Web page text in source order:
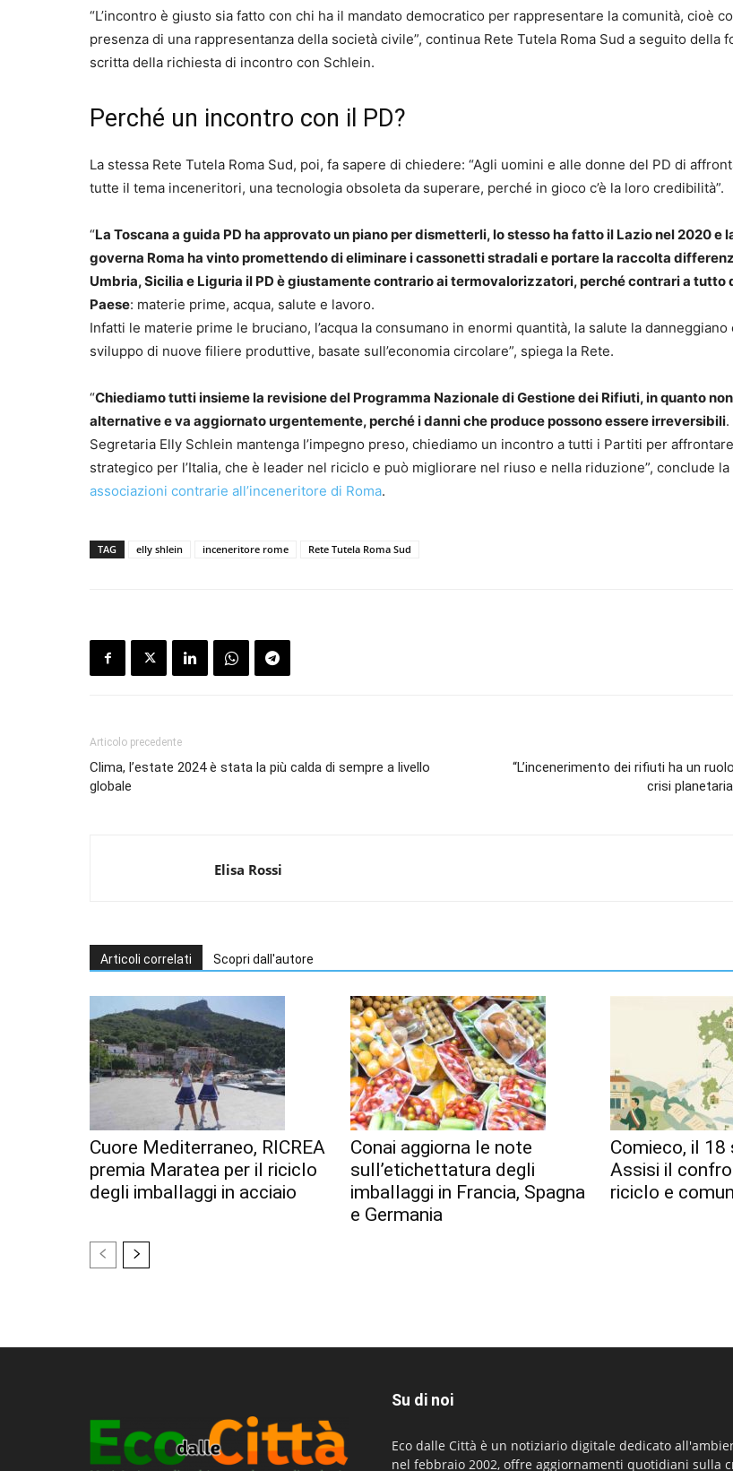
“L’incontro è giusto sia fatto con chi ha il mandato democratico per rappresentare la comunità, cioè
presenza di una rappresentanza della società civile”, continua Rete Tutela Roma Sud a seguito della
scritta della richiesta di incontro con Schlein.
Perché un incontro con il PD?
La stessa Rete Tutela Roma Sud, poi, fa sapere di chiedere: “Agli uomini e alle donne del PD di
tutte il tema inceneritori, una tecnologia obsoleta da superare, perché in gioco c’è la loro credibilità”.
“La Toscana a guida PD ha approvato un piano per dismetterli, lo stesso ha fatto il Lazio nel 2020 e
governa Roma ha vinto promettendo di eliminare i cassonetti stradali e portare la raccolta
Umbria, Sicilia e Liguria il PD è giustamente contrario ai termovalorizzatori, perché contrari a tutto
Paese: materie prime, acqua, salute e lavoro.
Infatti le materie prime le bruciano, l’acqua la consumano in enormi quantità, la salute la
sviluppo di nuove filiere produttive, basate sull’economia circolare”, spiega la Rete.
“Chiediamo tutti insieme la revisione del Programma Nazionale di Gestione dei Rifiuti, in quanto
alternative e va aggiornato urgentemente, perché i danni che produce possono essere irreversibili
Segretaria Elly Schlein mantenga l’impegno preso, chiediamo un incontro a tutti i Partiti per
strategico per l’Italia, che è leader nel riciclo e può migliorare nel riuso e nella riduzione”, conclude la
associazioni contrarie all’inceneritore di Roma.
TAG elly shlein inceneritore rome Rete Tutela Roma Sud
Articolo precedente
Clima, l’estate 2024 è stata la più calda di sempre a livello
globale
“L’incenerimento dei rifiuti ha un
crisi
Elisa Rossi
Articoli correlati Scopri dall'autore
Cuore Mediterraneo, RICREA
premia Maratea per il riciclo
degli imballaggi in acciaio
Conai aggiorna le note
sull’etichettatura degli
imballaggi in Francia, Spagna
e Germania
Comieco, il
Assisi il
riciclo e
Su di noi
Eco dalle Città è un notiziario digitale dedicato
nel febbraio 2002, offre aggiornamenti quotidiani sulla